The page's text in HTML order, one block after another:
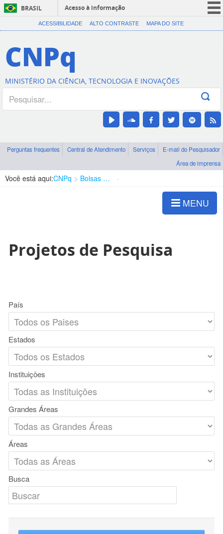
BRASIL
Acesso à informação
CORONAVÍRUS (COVID-19)
Canais
ACESSIBILIDADE ALTO CONTRASTE MAPA DO SITE
CNPq
MINISTÉRIO DA CIÊNCIA, TECNOLOGIA E INOVAÇÕES
Perguntas frequentes Central de Atendimento Serviços
E-mail do Pesquisador
Área de imprensa
Você está aqui:CNPq Bolsas e Auxílios Vigentes
MENU
Projetos de Pesquisa
País
Estados
Instituições
Grandes Áreas
Áreas
Busca